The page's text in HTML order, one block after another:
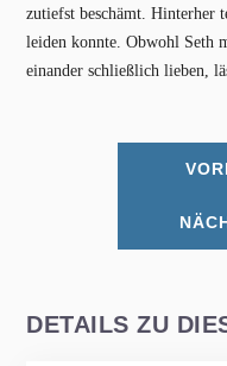
zutiefst beschämt. Hinterher
leiden konnte. Obwohl Seth
einander schließlich lieben,
DETAILS ZU